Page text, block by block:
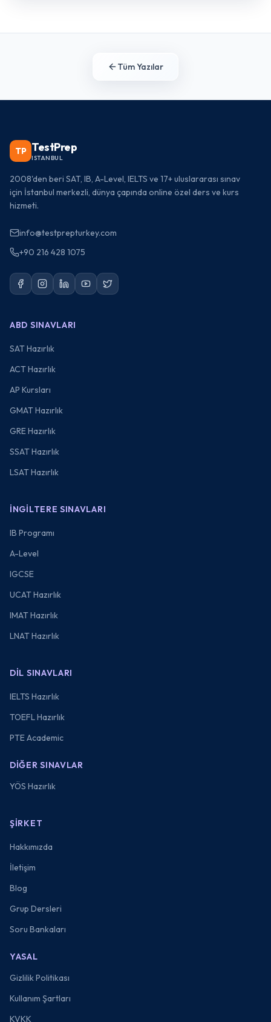
Tüm Yazılar
TP TestPrep
ISTANBUL
2008'den beri SAT, IB, A-Level, IELTS ve 17+ uluslararası sınav
için İstanbul merkezli, dünya çapında online özel ders ve kurs
hizmeti.
info@testprepturkey.com
+90 216 428 1075
ABD SINAVLARI
SAT Hazırlık
ACT Hazırlık
AP Kursları
GMAT Hazırlık
GRE Hazırlık
SSAT Hazırlık
LSAT Hazırlık
İNGILTERE SINAVLARI
IB Programı
A-Level
IGCSE
UCAT Hazırlık
IMAT Hazırlık
LNAT Hazırlık
DIL SINAVLARI
IELTS Hazırlık
TOEFL Hazırlık
PTE Academic
DIĞER SINAVLAR
YÖS Hazırlık
ŞIRKET
Hakkımızda
İletişim
Blog
Grup Dersleri
Soru Bankaları
YASAL
Gizlilik Politikası
Kullanım Şartları
KVKK